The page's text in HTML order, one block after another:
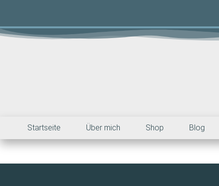
Startseite Über mich Shop Blog